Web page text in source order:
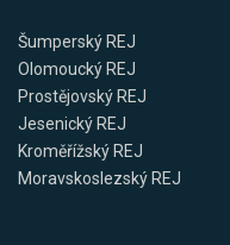
Šumperský REJ
Olomoucký REJ
Prostějovský REJ
Jesenický REJ
Kroměřížský REJ
Moravskoslezský REJ